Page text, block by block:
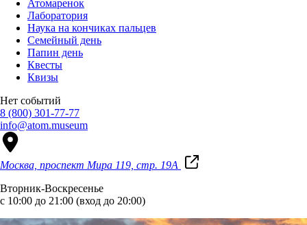
Атомаренок
Лаборатория
Наука на кончиках пальцев
Семейный день
Папин день
Квесты
Квизы
Нет событий
8 (800) 301-77-77
info@atom.museum
Москва, проспект Мира 119, стр. 19А
Вторник-Воскресенье
с 10:00 до 21:00 (вход до 20:00)